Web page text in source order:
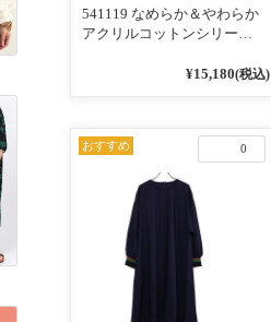
541119 なめらか＆やわらか
アクリルコットンシリーズ
ロカーディガン 10ベージュ
¥15,180(税込)
0
おすすめ